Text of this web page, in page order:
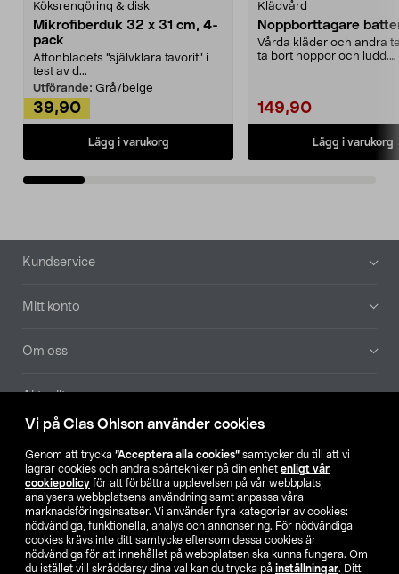
Vi på Clas Ohlson använder cookies
Genom att trycka ”Acceptera alla cookies” samtycker du till att vi
lagrar cookies och andra spårtekniker på din enhet enligt vår
cookiepolicy för att förbättra upplevelsen på vår webbplats,
analysera webbplatsens användning samt anpassa våra
marknadsföringsinsatser. Vi använder fyra kategorier av cookies:
nödvändiga, funktionella, analys och annonsering. För nödvändiga
cookies krävs inte ditt samtycke eftersom dessa cookies är
nödvändiga för att innehållet på webbplatsen ska kunna fungera. Om
du istället vill skräddarsy dina val kan du trycka på inställningar. Ditt
Köksrengöring & disk
Mikrofiberduk 32 x 31 cm, 4-
pack
Aftonbladets "självklara favorit” i
test av d...
Utförande: Grå/beige
39,90
Lägg i varukorg
Klädvård
Noppborttagare
Vårda kläder och andra
ta bort noppor och ludd.
149,90
Lägg i varukorg
Sidfot
Kundservice
Mitt konto
Om oss
Aktuellt
Hitta butik
SE NO FI